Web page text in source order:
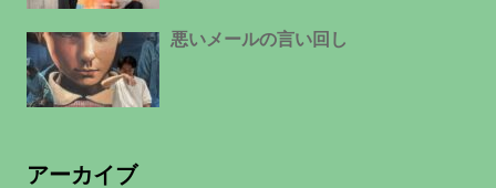
悪いメールの言い回し
アーカイブ